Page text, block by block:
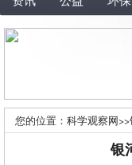
您的位置： 科学观察网>>
银